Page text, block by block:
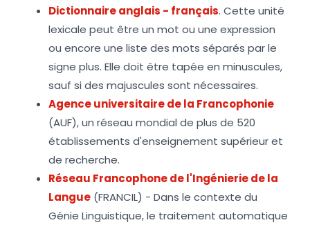
Dictionnaire anglais - français. Cette unité
lexicale peut être un mot ou une expression
ou encore une liste des mots séparés par le
signe plus. Elle doit être tapée en minuscules,
sauf si des majuscules sont nécessaires.
Agence universitaire de la Francophonie
(AUF), un réseau mondial de plus de 520
établissements d'enseignement supérieur et
de recherche.
Réseau Francophone de l'Ingénierie de la
Langue (FRANCIL) - Dans le contexte du
Génie Linguistique, le traitement automatique